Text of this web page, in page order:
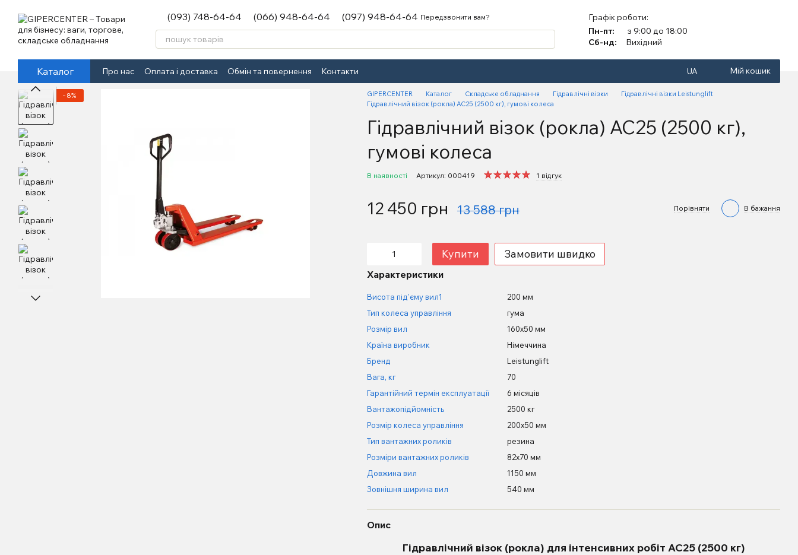
(093) 748-64-64 (066) 948-64-64 (097) 948-64-64 Передзвонити вам?
Графік роботи:
Пн-пт:
з 9:00 до 18:00
Сб-нд:
Вихідний
Каталог Про нас Оплата і доставка Обмін та повернення Контакти UA Мій кошик
−8% GIPERCENTER Каталог Складське обладнання Гідравлічні візки
Гідравлічні візки Leistunglift
Гідравлічний візок (рокла) АС25 (2500 кг), гумові колеса
Гідравлічний візок (рокла) АС25 (2500 кг),
гумові колеса
В наявності Артикул: 000419 1 відгук
12 450 грн 13 588 грн Порівняти В бажання
Купити Замовити швидко
Характеристики
Висота під'єму вил1
200 мм
Тип колеса управління
гума
Розмір вил
160х50 мм
Країна виробник
Німеччина
Бренд
Leistunglift
Вага, кг
70
Гарантійний термін експлуатації
6 місяців
Вантажопідйомність
2500 кг
Розмір колеса управління
200х50 мм
Тип вантажних роликів
резина
Розміри вантажних роликів
82х70 мм
Довжина вил
1150 мм
Зовнішня ширина вил
540 мм
Опис
Гідравлічний візок (рокла) для інтенсивних робіт AC25 (2500 кг)